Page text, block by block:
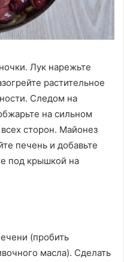
Лук нарежьте
растительное
Следом на
на сильном
сторон. Майонез
печень и добавьте
под крышкой на
(пробить
масла). Сделать